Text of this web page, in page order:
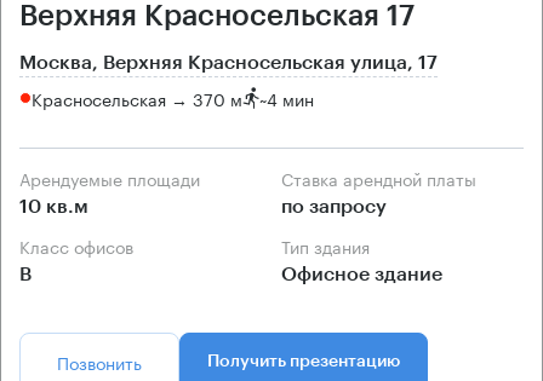
Верхняя Красносельская 17
Москва, Верхняя Красносельская улица, 17
Красносельская → 370 м ~4 мин
Арендуемые площади
10 кв.м
Ставка арендной платы
по запросу
Класс офисов
B
Тип здания
Офисное здание
Позвонить Получить презентацию